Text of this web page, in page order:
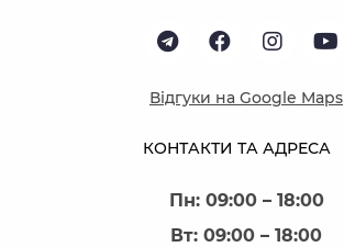
КОНТАКТИ ТА АДРЕСА
Пн: 09:00 – 18:00
Вт: 09:00 – 18:00
Відгуки на Google Maps